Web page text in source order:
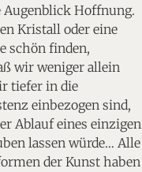
Augenblick Hoffnung.
Kristall oder eine
schön finden,
wir weniger allein
tiefer in die
einbezogen sind,
Ablauf eines einzigen
lassen würde… Alle
der Kunst haben